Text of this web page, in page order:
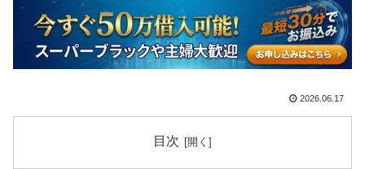
2026.06.17
目次